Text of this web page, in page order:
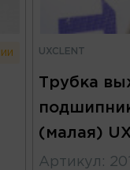
UXCLENT
Трубка
(малая)
Артикул :